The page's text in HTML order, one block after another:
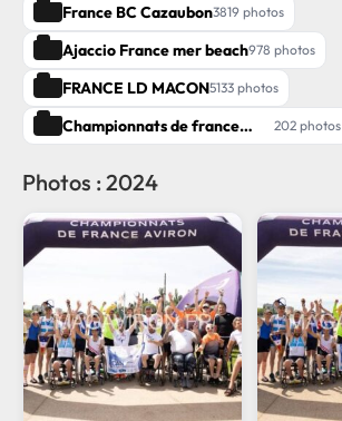
France BC Cazaubon3819 photos
Ajaccio France mer beach978 photos
FRANCE LD MACON5133 photos
Championnats de france
Sprint Handi-valide Vichy
202 photos
Photos : 2024